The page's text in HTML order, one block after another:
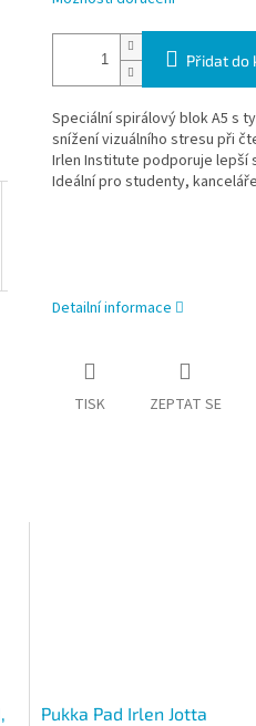
Přidat do
Speciální spirálový blok A5 s
snížení vizuálního stresu při
Irlen Institute podporuje lepší
Ideální pro studenty,
Detailní informace
TISK ZEPTAT SE
Pukka Pad Irlen Jotta